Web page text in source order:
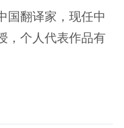
国翻译家，现任中
，个人代表作品有